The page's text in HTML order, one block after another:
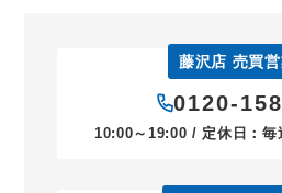
藤沢店 売買
0120-
10:00～19:00 / 定休日：毎